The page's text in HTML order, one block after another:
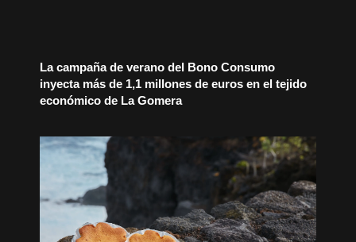
La campaña de verano del Bono Consumo
inyecta más de 1,1 millones de euros en el tejido
económico de La Gomera